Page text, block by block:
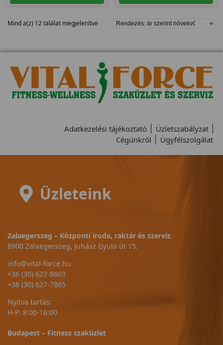
Mind a(z) 12 találat megjelenítve
Adatkezelési tájékoztató
Üzletszabályzat
Cégünkről
Ügyfélszolgálat
Üzleteink
Zalaegerszeg – Központi iroda, raktár és szerviz
8900 Zalaegerszeg, Juhász Gyula út 15.
info@vital-force.hu
+36 (30) 627-8603
+36 (30) 627-7865
Nyitva tartás:
H-P: 8:00-16:00
Budapest – Fitness szaküzlet